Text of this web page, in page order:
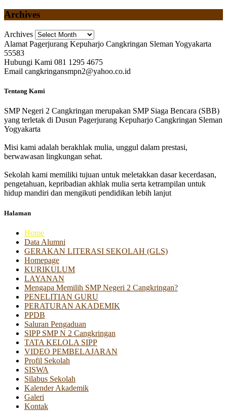
Archives
Archives
Alamat Pagerjurang Kepuharjo Cangkringan Sleman Yogyakarta
55583
Hubungi Kami 081 1295 4675
Email cangkringansmpn2@yahoo.co.id
Tentang Kami
SMP Negeri 2 Cangkringan merupakan SMP Siaga Bencara (SBB)
yang terletak di Dusun Pagerjurang Kepuharjo Cangkringan Sleman
Yogyakarta
Misi kami adalah berakhlak mulia, unggul dalam prestasi,
berwawasan lingkungan sehat.
Sekolah kami memiliki tujuan untuk meletakkan dasar kecerdasan,
pengetahuan, kepribadian akhlak mulia serta ketrampilan untuk
hidup mandiri dan mengikuti pendidikan lebih lanjut
Halaman
Home
Data Alumni
GERAKAN LITERASI SEKOLAH (GLS)
Homepage
KURIKULUM
LAYANAN
Mengapa Memilih SMP Negeri 2 Cangkringan?
PENELITIAN GURU
PERATURAN AKADEMIK
PPDB
Saluran Pengaduan
SIPP SMP N 2 Cangkringan
TATA KELOLA SIPP
VIDEO PEMBELAJARAN
Profil Sekolah
SISWA
Silabus Sekolah
Kalender Akademik
Galeri
Kontak